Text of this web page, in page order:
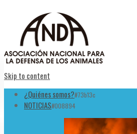
Skip to content
¿Quiénes somos?#73b13c
NOTICIAS#008894